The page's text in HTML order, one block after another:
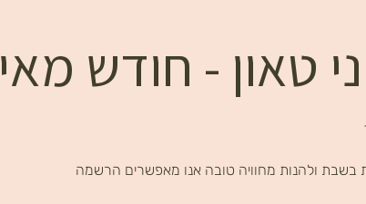
טאון - חודש מאי
בשבת ולהנות מחוויה טובה אנו מאפשרים הרשמה